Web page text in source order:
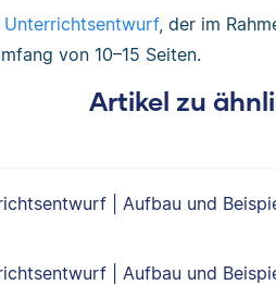
Unterrichtsentwurf, der im
von 10–15 Seiten.
Artikel zu
| Aufbau und
| Aufbau und